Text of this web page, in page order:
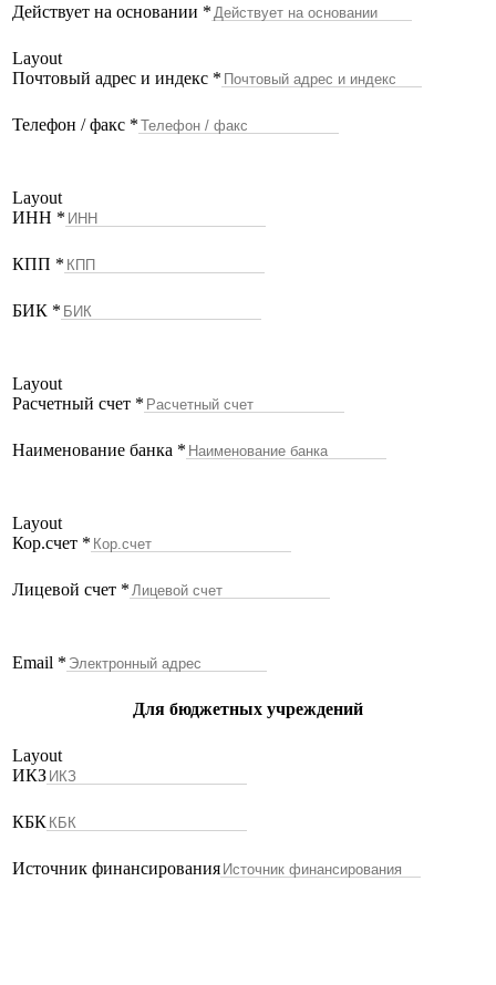
Действует на основании *
Layout
Почтовый адрес и индекс *
Телефон / факс *
Layout
ИНН *
КПП *
БИК *
Layout
Расчетный счет *
Наименование банка *
Layout
Кор.счет *
Лицевой счет *
Email *
Для бюджетных учреждений
Layout
ИКЗ
КБК
Источник финансирования